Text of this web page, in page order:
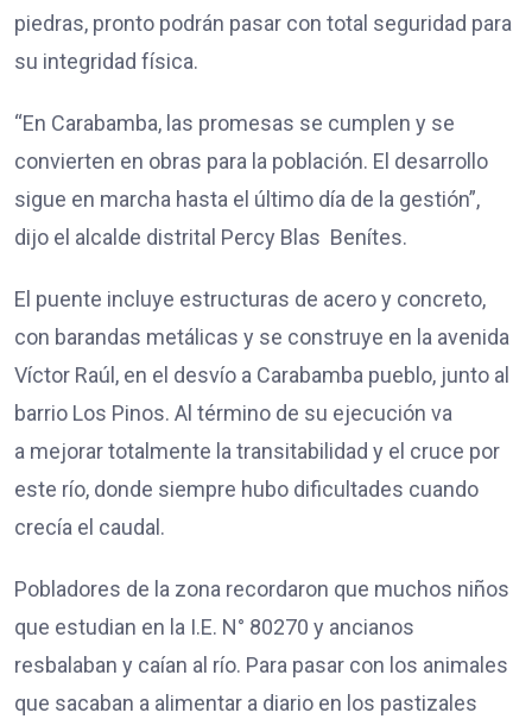
piedras, pronto podrán pasar con total seguridad para
su integridad física.
“En Carabamba, las promesas se cumplen y se
convierten en obras para la población. El desarrollo
sigue en marcha hasta el último día de la gestión”,
dijo el alcalde distrital Percy Blas Benítes.
El puente incluye estructuras de acero y concreto,
con barandas metálicas y se construye en la avenida
Víctor Raúl, en el desvío a Carabamba pueblo, junto al
barrio Los Pinos. Al término de su ejecución va
a mejorar totalmente la transitabilidad y el cruce por
este río, donde siempre hubo dificultades cuando
crecía el caudal.
Pobladores de la zona recordaron que muchos niños
que estudian en la I.E. N° 80270 y ancianos
resbalaban y caían al río. Para pasar con los animales
que sacaban a alimentar a diario en los pastizales